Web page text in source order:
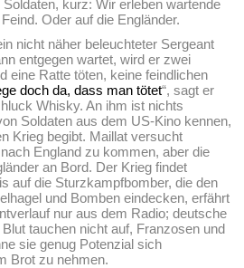
kurz: Wir erleben wartende
Oder auf die Engländer.
nicht näher beleuchteter Sergeant
entgegen wartet, wird er zwei
eine Ratte töten, keine feindlichen
doch da, dass man tötet“, sagt er
Whisky. An ihm ist nichts
Soldaten aus dem US-Kino kennen,
Krieg begibt. Maillat versucht
England zu kommen, aber die
an Bord. Der Krieg findet
auf die Sturzkampfbomber, die den
und Bomben eindecken, erfährt
nur aus dem Radio; deutsche
tauchen nicht auf, Franzosen und
sie genug Potenzial sich
Brot zu nehmen.